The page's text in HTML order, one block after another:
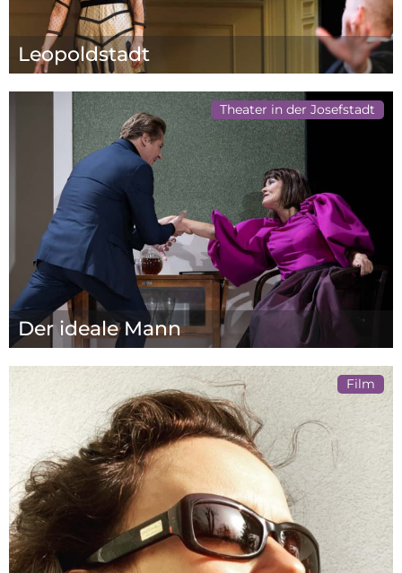
Leopoldstadt
Theater in der Josefstadt
Der ideale Mann
Film